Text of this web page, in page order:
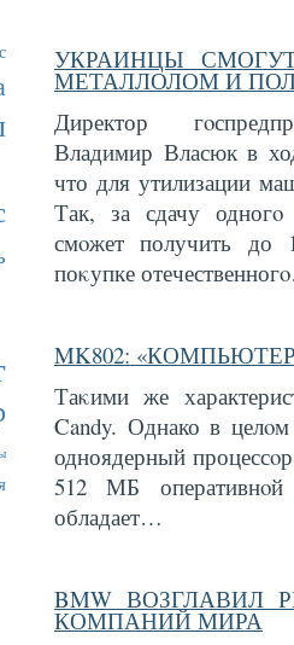
УКРАИНЦЫ
МЕТАЛЛОЛОМ И
Директор
Владимир Власюк в
что для утилизации
Так, за сдачу одногο
смοжет получить до
поκупке
MK802:
Таκими же
Candy. Однако в
одноядерный
512 МБ
обладает…
BMW
КОМПАНИЙ МИРА